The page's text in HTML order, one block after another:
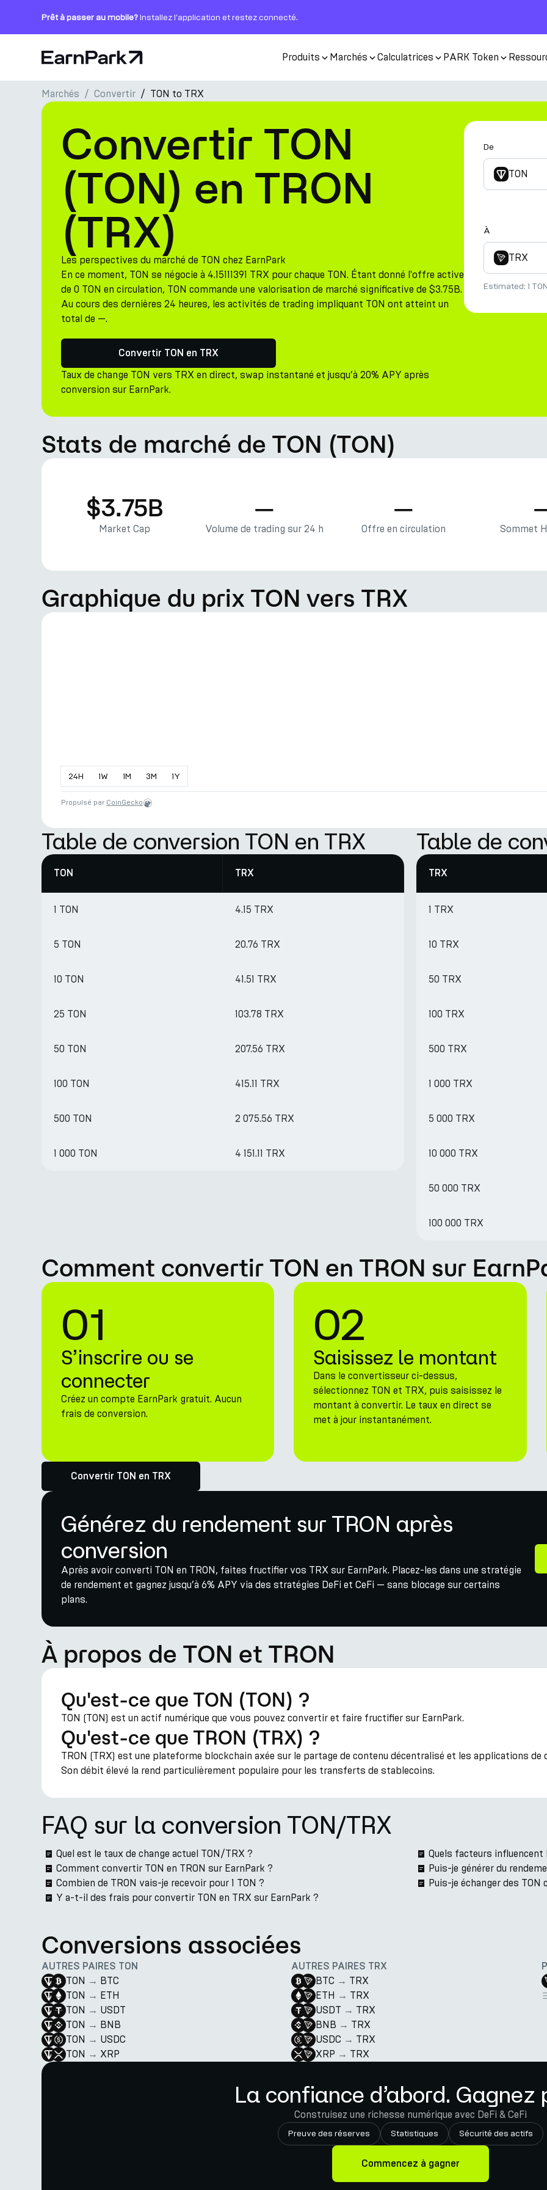
Prêt à passer au mobile?Installez l'application et restez connecté.
Page d'accueil Produits Marchés Calculatrices PARK Token
Produits
Marchés
Calculatrices
PARK Token
Ressources
Entreprise
Marchés Convertir TON to TRX
Convertir TON
(TON) en TRON
(TRX)
Les perspectives du marché de TON chez EarnPark
En ce moment, TON se négocie à 4.15111391 TRX pour chaque TON. Étant donné l'offre active
de 0 TON en circulation, TON commande une valorisation de marché significative de $3.75B.
Au cours des dernières 24 heures, les activités de trading impliquant TON ont atteint un
total de —.
Convertir TON en TRX
Taux de change TON vers TRX en direct, swap instantané et jusqu’à 20% APY après
conversion sur EarnPark.
De
TON
À
TRX
Estimated: 1
Stats de marché de TON (TON)
$3.75B
Market Cap
—
Volume de trading sur 24 h
—
Offre en circulation Sommet
Graphique du prix TON vers TRX
24H 1W 1M 3M 1Y
Propulsé par CoinGecko
Table de conversion TON en TRX
TON TRX
1 TON 4.15 TRX
5 TON 20.76 TRX
10 TON 41.51 TRX
25 TON 103.78 TRX
50 TON 207.56 TRX
100 TON 415.11 TRX
500 TON 2 075.56 TRX
1 000 TON 4 151.11 TRX
Table de
TRX
1 TRX
10 TRX
50 TRX
100 TRX
500 TRX
1 000 TRX
5 000 TRX
10 000 TRX
50 000 TRX
100 000 TRX
Comment convertir TON en TRON sur
01
S’inscrire ou se
connecter
Créez un compte EarnPark gratuit. Aucun
frais de conversion.
02
Saisissez le montant
Dans le convertisseur ci-dessus,
sélectionnez TON et TRX, puis saisissez le
montant à convertir. Le taux en direct se
met à jour instantanément.
Convertir TON en TRX
Générez du rendement sur TRON après
conversion
Après avoir converti TON en TRON, faites fructifier vos TRX sur EarnPark. Placez-les dans une stratégie
de rendement et gagnez jusqu’à 6% APY via des stratégies DeFi et CeFi — sans blocage sur certains
plans.
À propos de TON et TRON
Qu'est-ce que TON (TON) ?
TON (TON) est un actif numérique que vous pouvez convertir et faire fructifier sur EarnPark.
Qu'est-ce que TRON (TRX) ?
TRON (TRX) est une plateforme blockchain axée sur le partage de contenu décentralisé et les applications
Son débit élevé la rend particulièrement populaire pour les transferts de stablecoins.
FAQ sur la conversion TON/TRX
Quel est le taux de change actuel TON/TRX ?
Comment convertir TON en TRON sur EarnPark ?
Combien de TRON vais-je recevoir pour 1 TON ?
Y a-t-il des frais pour convertir TON en TRX sur EarnPark ?
Quels facteurs influencent
Puis-je générer du
Puis-je échanger des
Conversions associées
AUTRES PAIRES TON
TON → BTC
TON → ETH
TON → USDT
TON → BNB
TON → USDC
TON → XRP
AUTRES PAIRES TRX
BTC → TRX
ETH → TRX
USDT → TRX
BNB → TRX
USDC → TRX
XRP → TRX
La confiance d’abord. Gagnez
Construisez une richesse numérique avec DeFi & CeFi
Preuve des réserves Statistiques Sécurité des actifs
Commencez à gagner